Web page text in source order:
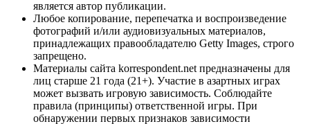
является автор публикации.
Любое копирование, перепечатка и воспроизведение
фотографий и/или аудиовизуальных материалов,
принадлежащих правообладателю Getty Images, строго
запрещено.
Материалы сайта korrespondent.net предназначены для
лиц старше 21 года (21+). Участие в азартных играх
может вызвать игровую зависимость. Соблюдайте
правила (принципы) ответственной игры. При
обнаружении первых признаков зависимости